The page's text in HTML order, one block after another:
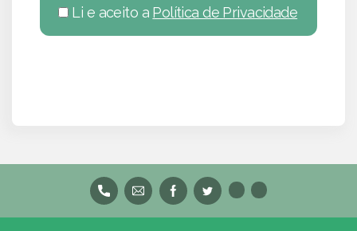
Li e aceito a Política de Privacidade